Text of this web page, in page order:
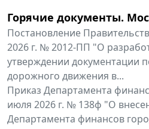
Горячие документы.
Постановление
2026 г. № 2012-ПП "О
утверждении документации
дорожного движения в...
Приказ Департамента
июля 2026 г. № 138ф "О
Департамента финансов